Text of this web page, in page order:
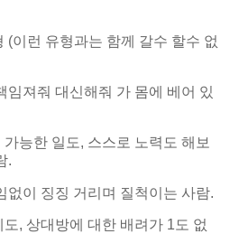
(이런 유형과는 함께 갈수 할수 없
임져줘 대신해줘 가 몸에 베어 있
능한 일도, 스스로 노력도 해보
.
없이 징징 거리며 질척이는 사람.
, 상대방에 대한 배려가 1도 없